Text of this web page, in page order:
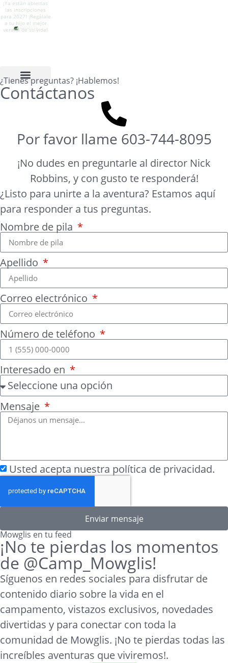
¡Ya están abiertas
las inscripciones
para 2027! ¡Regálale
a tu hijo el mejor
verano de su vida!
¿Tienes preguntas? ¡Hablemos!
Contáctanos
Por favor llame 603-744-8095
¡No dudes en preguntarle al director Nick
Robbins, y con gusto te responderá!
¿Listo para unirte a la aventura? Estamos aquí
para responder a tus preguntas.
Nombre de pila
Apellido
Correo electrónico
Número de teléfono
Interesado en
Mensaje
Usted acepta nuestra política de privacidad.
Enviar mensaje
Mowglis en tu feed
¡No te pierdas los momentos
de @Camp_Mowglis!
Síguenos en redes sociales para disfrutar de
contenido diario sobre la vida en el
campamento, vistazos exclusivos, novedades
divertidas y para conectar con toda la
comunidad de Mowglis. ¡No te pierdas todas las
increíbles aventuras que viviremos!.